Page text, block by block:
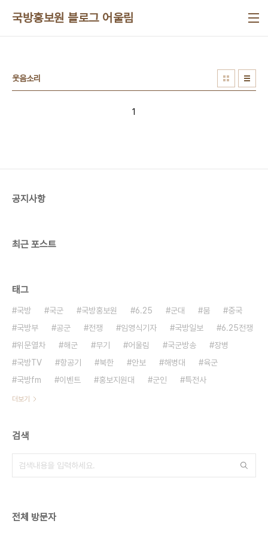
국방홍보원 블로그 어울림
웃음소리
1
공지사항
최근 포스트
태그
국방 국군 국방홍보원 6.25 군대 붐
중국
국방부
공군 전쟁 임영식기자 국방일보
6.25전쟁
위문열차
해군 무기 어울림 국군방송
장병
국방TV
항공기 북한 안보 해병대
육군
국방fm
이벤트 홍보지원대 군인 특전사
더보기
검색
전체 방문자